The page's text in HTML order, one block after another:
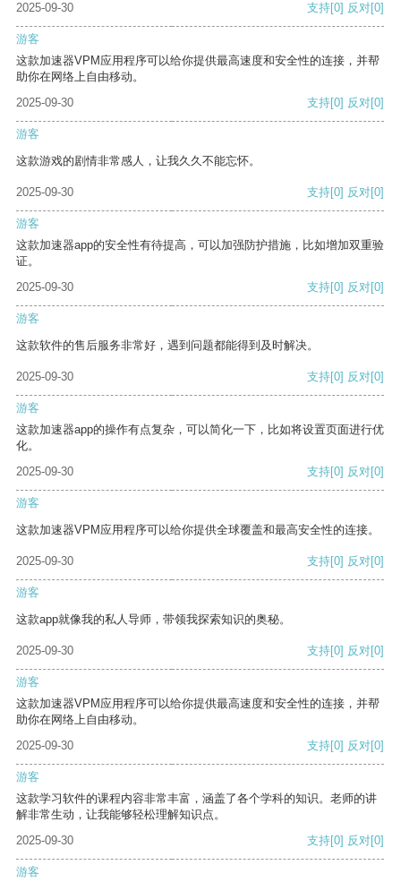
2025-09-30 支持[0] 反对[0]
游客
这款加速器VPM应用程序可以给你提供最高速度和安全性的连接，并帮
助你在网络上自由移动。
2025-09-30
支持[0] 反对[0]
游客
这款游戏的剧情非常感人，让我久久不能忘怀。
2025-09-30 支持[0] 反对[0]
游客
这款加速器app的安全性有待提高，可以加强防护措施，比如增加双重验
证。
2025-09-30
支持[0] 反对[0]
游客
这款软件的售后服务非常好，遇到问题都能得到及时解决。
2025-09-30 支持[0] 反对[0]
游客
这款加速器app的操作有点复杂，可以简化一下，比如将设置页面进行优
化。
2025-09-30
支持[0] 反对[0]
游客
这款加速器VPM应用程序可以给你提供全球覆盖和最高安全性的连接。
2025-09-30 支持[0] 反对[0]
游客
这款app就像我的私人导师，带领我探索知识的奥秘。
2025-09-30 支持[0] 反对[0]
游客
这款加速器VPM应用程序可以给你提供最高速度和安全性的连接，并帮
助你在网络上自由移动。
2025-09-30
支持[0] 反对[0]
游客
这款学习软件的课程内容非常丰富，涵盖了各个学科的知识。老师的讲
解非常生动，让我能够轻松理解知识点。
2025-09-30
支持[0] 反对[0]
游客